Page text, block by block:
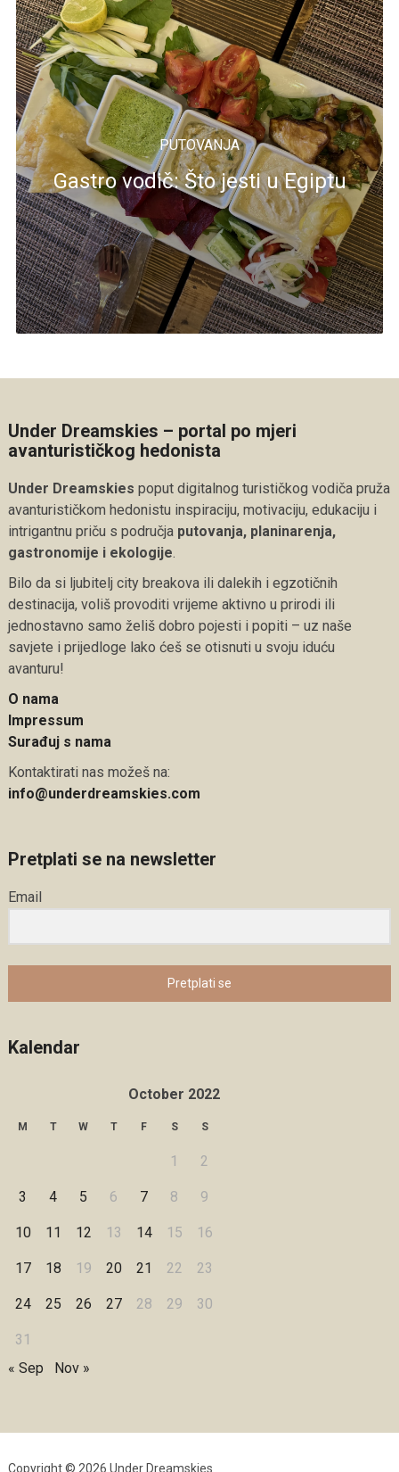
PUTOVANJA
Gastro vodič: Što jesti u Egiptu
Under Dreamskies – portal po mjeri
avanturističkog hedonista
Under Dreamskies poput digitalnog turističkog vodiča pruža
avanturističkom hedonistu inspiraciju, motivaciju, edukaciju i
intrigantnu priču s područja putovanja, planinarenja,
gastronomije i ekologije
Bilo da si ljubitelj city breakova ili dalekih i egzotičnih
destinacija, voliš provoditi vrijeme aktivno u prirodi ili
jednostavno samo želiš dobro pojesti i popiti – uz naše
savjete i prijedloge lako ćeš se otisnuti u svoju iduću
avanturu!
O nama
Impressum
Surađuj s nama
Kontaktirati nas možeš na:
info@underdreamskies.com
Pretplati se na newsletter
Email
Pretplati se
Kalendar
October 2022
M T W T F S S
1 2
3 4 5 6 7 8 9
10 11 12 13 14 15 16
17 18 19 20 21 22 23
24 25 26 27 28 29 30
31
« Sep
Nov »
Copyright © 2026 Under Dreamskies